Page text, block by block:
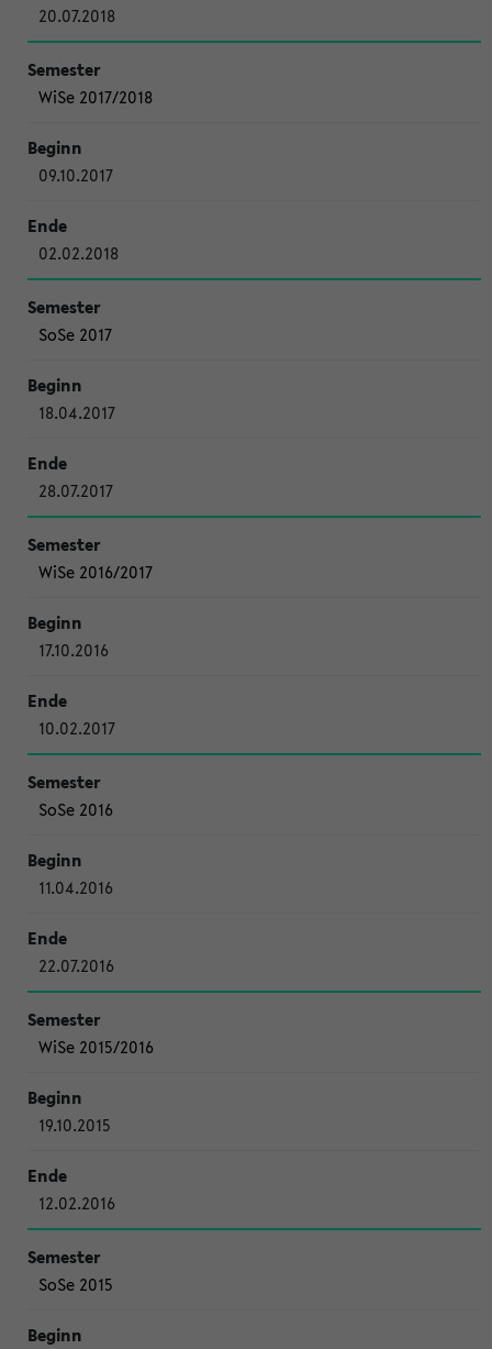
20.07.2018
WiSe 2017/2018
09.10.2017
02.02.2018
SoSe 2017
18.04.2017
28.07.2017
WiSe 2016/2017
17.10.2016
10.02.2017
SoSe 2016
11.04.2016
22.07.2016
WiSe 2015/2016
19.10.2015
12.02.2016
SoSe 2015